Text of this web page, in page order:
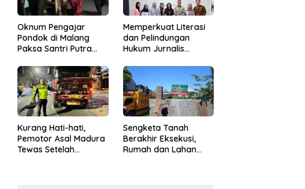
Oknum Pengajar
Pondok di Malang
Paksa Santri Putra
Memperkuat Literasi
dan Pelindungan
Hukum Jurnalis
Hukumonline
Menyediakan Layanan
AI Gratis
Kurang Hati-hati,
Pemotor Asal Madura
Tewas Setelah
Sengketa Tanah
Berakhir Eksekusi,
Rumah dan Lahan